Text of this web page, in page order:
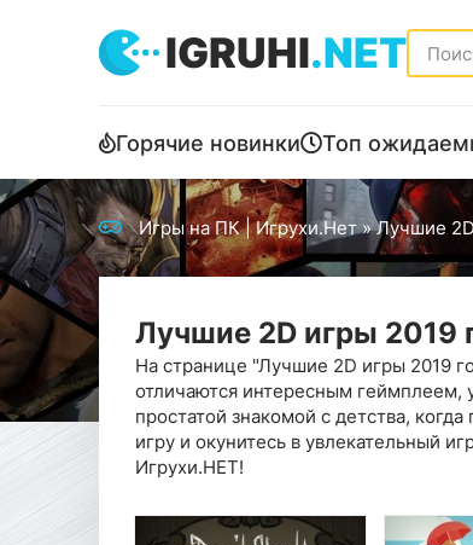
IGRUHI.NET
Горячие новинки Топ
Игры на ПК | Игрухи.Нет» Лучшие
Лучшие 2D игры 2019
На странице "Лучшие 2D игры 2019
отличаются интересным
простатой знакомой с детства,
игру и окунитесь в увлекательный
Игрухи.НЕТ!